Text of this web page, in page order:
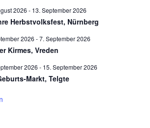
2026 - 13. September 2026
Herbstvolksfest, Nürnberg
2026 -7. September 2026
Kirmes, Vreden
2026 - 15. September 2026
Markt, Telgte